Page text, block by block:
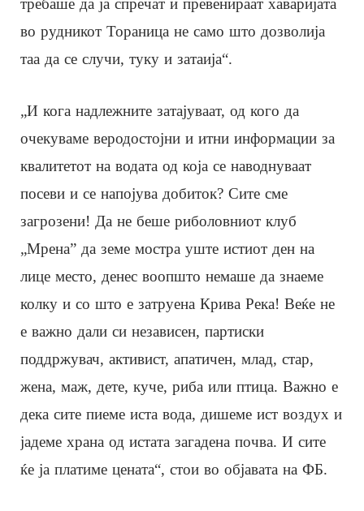
требаше да ја спречат и превенираат хаваријата
во рудникот Тораница не само што дозволија
таа да се случи, туку и затаија“.
„И кога надлежните затајуваат, од кого да
очекуваме веродостојни и итни информации за
квалитетот на водата од која се наводнуваат
посеви и се напојува добиток? Сите сме
загрозени! Да не беше риболовниот клуб
„Мрена” да земе мостра уште истиот ден на
лице место, денес воопшто немаше да знаеме
колку и со што е затруена Крива Река! Веќе не
е важно дали си независен, партиски
поддржувач, активист, апатичен, млад, стар,
жена, маж, дете, куче, риба или птица. Важно е
дека сите пиеме иста вода, дишеме ист воздух и
јадеме храна од истата загадена почва. И сите
ќе ја платиме цената“, стои во објавата на ФБ.